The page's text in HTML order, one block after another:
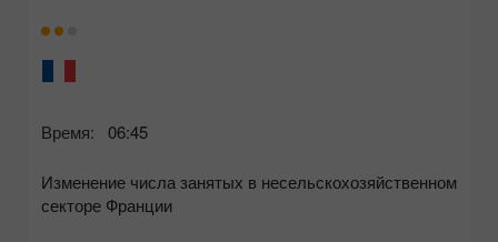
Время: 06:45
Изменение числа занятых в несельскохозяйственном
секторе Франции